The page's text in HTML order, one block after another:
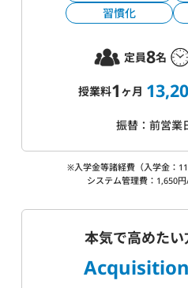
習慣化
定員8名
授業料1 ヶ月
振替：前営業
※入学金等諸経費（入学金：
システム管理費：1,650
本気で高めた